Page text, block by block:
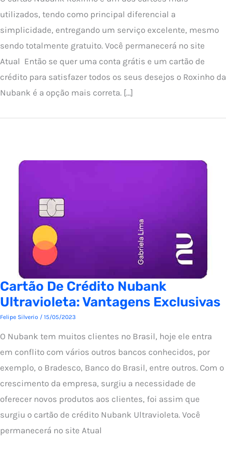
utilizados, tendo como principal diferencial a
simplicidade, entregando um serviço excelente, mesmo
sendo totalmente gratuito. Você permanecerá no site
Atual Então se quer uma conta grátis e um cartão de
crédito para satisfazer todos os seus desejos o Roxinho da
Nubank é a opção mais correta. […]
Cartão De Crédito Nubank
Ultravioleta: Vantagens Exclusivas
Felipe Silverio / 15/05/2023
O Nubank tem muitos clientes no Brasil, hoje ele entra
em conflito com vários outros bancos conhecidos, por
exemplo, o Bradesco, Banco do Brasil, entre outros. Com o
crescimento da empresa, surgiu a necessidade de
oferecer novos produtos aos clientes, foi assim que
surgiu o cartão de crédito Nubank Ultravioleta. Você
permanecerá no site Atual